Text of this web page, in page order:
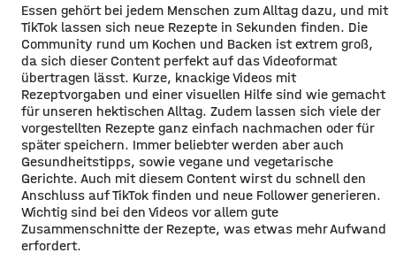
Essen gehört bei jedem Menschen zum Alltag dazu, und mit
TikTok lassen sich neue Rezepte in Sekunden finden. Die
Community rund um Kochen und Backen ist extrem groß,
da sich dieser Content perfekt auf das Videoformat
übertragen lässt. Kurze, knackige Videos mit
Rezeptvorgaben und einer visuellen Hilfe sind wie gemacht
für unseren hektischen Alltag. Zudem lassen sich viele der
vorgestellten Rezepte ganz einfach nachmachen oder für
später speichern. Immer beliebter werden aber auch
Gesundheitstipps, sowie vegane und vegetarische
Gerichte. Auch mit diesem Content wirst du schnell den
Anschluss auf TikTok finden und neue Follower generieren.
Wichtig sind bei den Videos vor allem gute
Zusammenschnitte der Rezepte, was etwas mehr Aufwand
erfordert.